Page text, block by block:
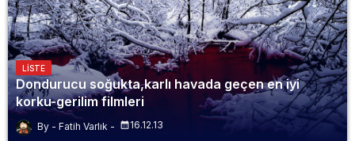
LISTE
Dondurucu soğukta,karlı havada geçen en iyi
korku-gerilim filmleri
Fatih Varlık 16.12.13